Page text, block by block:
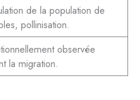
de la population de
pollinisation.
observée
la migration.